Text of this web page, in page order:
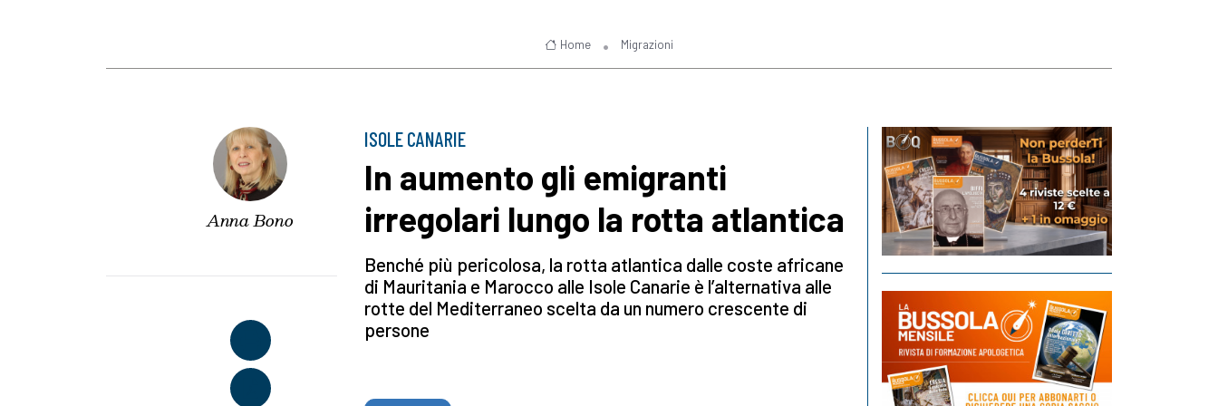
Home Migrazioni
Anna Bono
ISOLE CANARIE
In aumento gli emigranti
irregolari lungo la rotta atlantica
Benché più pericolosa, la rotta atlantica dalle coste africane
di Mauritania e Marocco alle Isole Canarie è l’alternativa alle
rotte del Mediterraneo scelta da un numero crescente di
persone